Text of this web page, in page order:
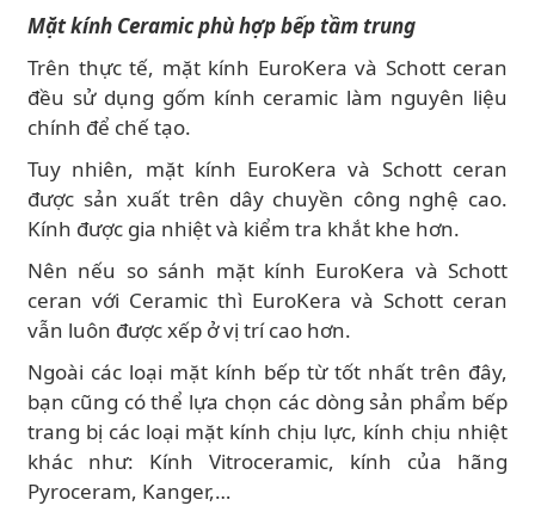
Mặt kính Ceramic phù hợp bếp tầm trung
Trên thực tế, mặt kính EuroKera và Schott ceran
đều sử dụng gốm kính ceramic làm nguyên liệu
chính để chế tạo.
Tuy nhiên, mặt kính EuroKera và Schott ceran
được sản xuất trên dây chuyền công nghệ cao.
Kính được gia nhiệt và kiểm tra khắt khe hơn.
Nên nếu so sánh mặt kính EuroKera và Schott
ceran với Ceramic thì EuroKera và Schott ceran
vẫn luôn được xếp ở vị trí cao hơn.
Ngoài các loại mặt kính bếp từ tốt nhất trên đây,
bạn cũng có thể lựa chọn các dòng sản phẩm bếp
trang bị các loại mặt kính chịu lực, kính chịu nhiệt
khác như: Kính Vitroceramic, kính của hãng
Pyroceram, Kanger,…